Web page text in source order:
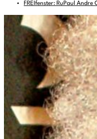
FREIfenster: RuPaul Andre